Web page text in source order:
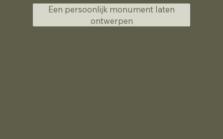
Een persoonlijk monument laten
ontwerpen